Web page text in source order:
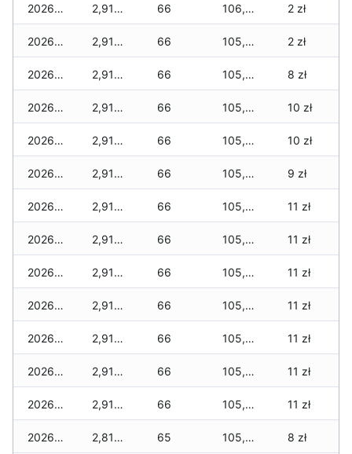
2026-02-02 2,910 zł 66 106,505 zł 2 zł
2026-02-01 2,910 zł 66 105,935 zł 2 zł
2026-01-31 2,910 zł 66 105,935 zł 8 zł
2026-01-30 2,910 zł 66 105,885 zł 10 zł
2026-01-29 2,910 zł 66 105,885 zł 10 zł
2026-01-28 2,910 zł 66 105,855 zł 9 zł
2026-01-27 2,910 zł 66 105,825 zł 11 zł
2026-01-26 2,910 zł 66 105,795 zł 11 zł
2026-01-25 2,910 zł 66 105,765 zł 11 zł
2026-01-24 2,910 zł 66 105,765 zł 11 zł
2026-01-23 2,910 zł 66 105,715 zł 11 zł
2026-01-22 2,910 zł 66 105,715 zł 11 zł
2026-01-21 2,910 zł 66 105,700 zł 11 zł
2026-01-20 2,810 zł 65 105,600 zł 8 zł